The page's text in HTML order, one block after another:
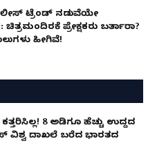
ರಿಲೀಸ್ ಟ್ರೆಂಡ್ ನಡುವೆಯೇ
ಪ್ರೇಕ್ಷಕರು ಬರ್ತಾರಾ?
ಹೀಗಿವೆ!
8 ಅಡಿಗೂ ಹೆಚ್ಚು ಉದ್ದದ
ವಿಶ್ವ ದಾಖಲೆ ಬರೆದ ಭಾರತದ